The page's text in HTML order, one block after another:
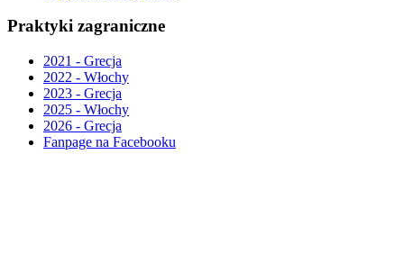
Praktyki zagraniczne
2021 - Grecja
2022 - Włochy
2023 - Grecja
2025 - Włochy
2026 - Grecja
Fanpage na Facebooku